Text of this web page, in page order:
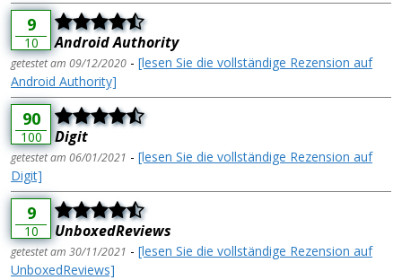
9
10 Android Authority
getestet am 09/12/2020 - [lesen Sie die vollständige Rezension auf
Android Authority]
90
100 Digit
getestet am 06/01/2021 - [lesen Sie die vollständige Rezension auf
Digit]
9
10 UnboxedReviews
getestet am 30/11/2021 - [lesen Sie die vollständige Rezension auf
UnboxedReviews]